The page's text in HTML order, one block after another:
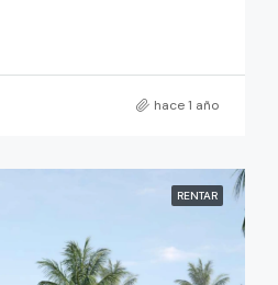
hace 1 año
RENTAR